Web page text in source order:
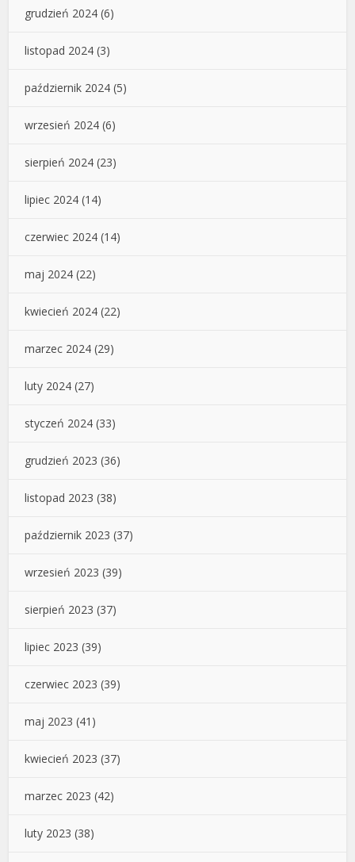
grudzień 2024 (6)
listopad 2024 (3)
październik 2024 (5)
wrzesień 2024 (6)
sierpień 2024 (23)
lipiec 2024 (14)
czerwiec 2024 (14)
maj 2024 (22)
kwiecień 2024 (22)
marzec 2024 (29)
luty 2024 (27)
styczeń 2024 (33)
grudzień 2023 (36)
listopad 2023 (38)
październik 2023 (37)
wrzesień 2023 (39)
sierpień 2023 (37)
lipiec 2023 (39)
czerwiec 2023 (39)
maj 2023 (41)
kwiecień 2023 (37)
marzec 2023 (42)
luty 2023 (38)